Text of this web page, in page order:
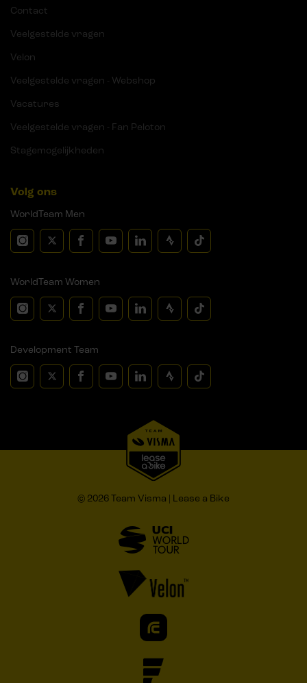
Contact
Veelgestelde vragen
Velon
Veelgestelde vragen - Webshop
Vacatures
Veelgestelde vragen - Fan Peloton
Stagemogelijkheden
Volg ons
WorldTeam Men
WorldTeam Women
Development Team
© 2026 Team Visma | Lease a Bike